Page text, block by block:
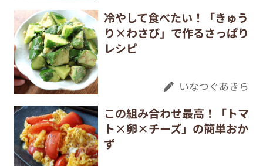
冷やして食べたい！「きゅう
り×わさび」で作るさっぱり
レシピ
いなつぐあきら
この組み合わせ最高！「トマ
ト×卵×チーズ」の簡単おか
ず